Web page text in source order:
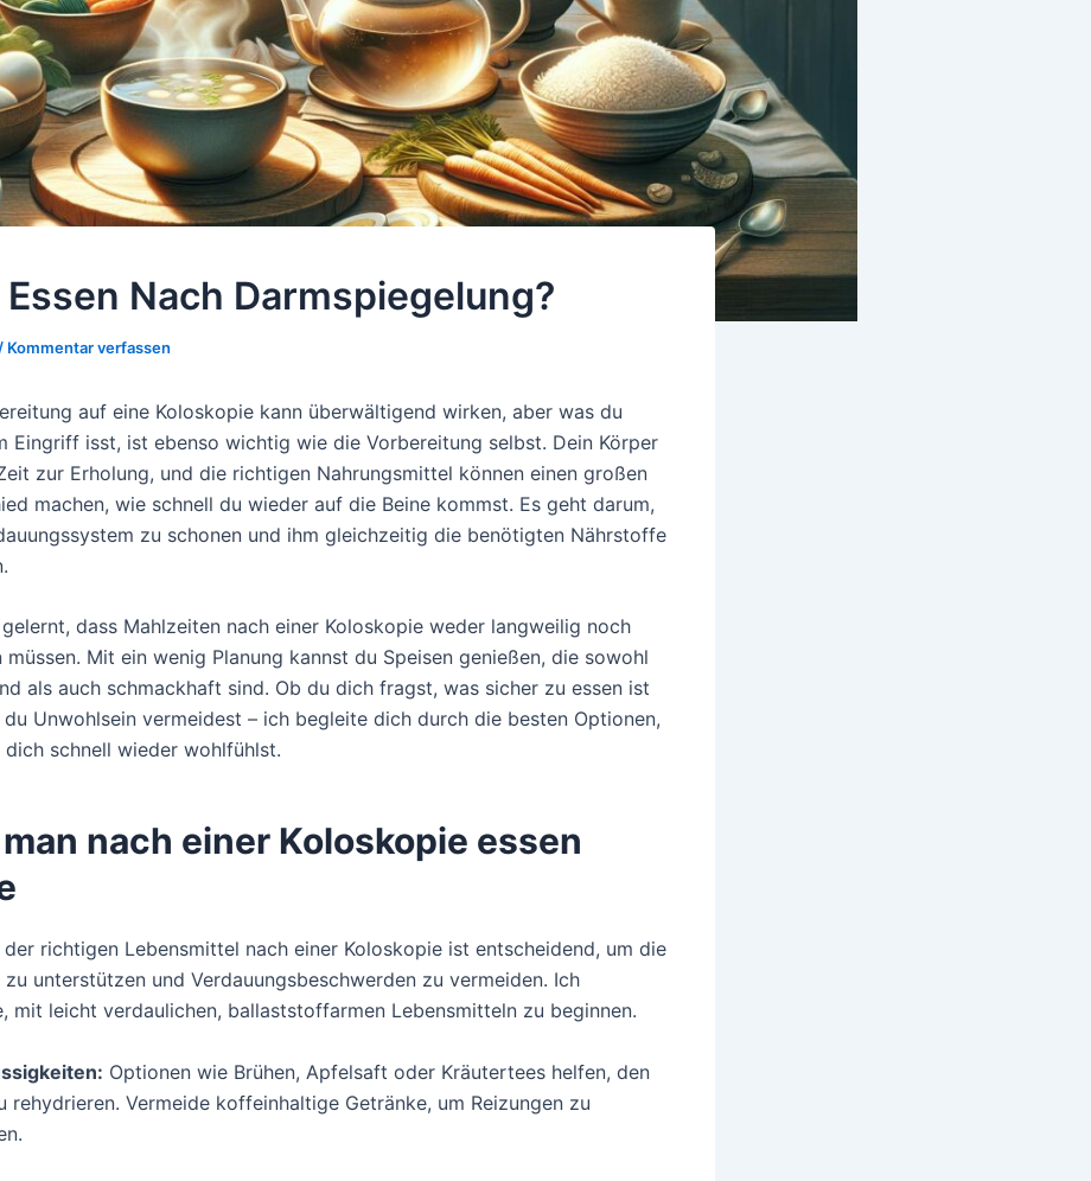
Essen Nach Darmspiegelung?
/ Kommentar verfassen
auf eine Koloskopie kann überwältigend wirken, aber was du
Eingriff isst, ist ebenso wichtig wie die Vorbereitung selbst. Dein Körper
zur Erholung, und die richtigen Nahrungsmittel können einen großen
machen, wie schnell du wieder auf die Beine kommst. Es geht darum,
zu schonen und ihm gleichzeitig die benötigten Nährstoffe
dass Mahlzeiten nach einer Koloskopie weder langweilig noch
müssen. Mit ein wenig Planung kannst du Speisen genießen, die sowohl
als auch schmackhaft sind. Ob du dich fragst, was sicher zu essen ist
Unwohlsein vermeidest – ich begleite dich durch die besten Optionen,
schnell wieder wohlfühlst.
nach einer Koloskopie essen
der richtigen Lebensmittel nach einer Koloskopie ist entscheidend, um die
zu unterstützen und Verdauungsbeschwerden zu vermeiden. Ich
mit leicht verdaulichen, ballaststoffarmen Lebensmitteln zu beginnen.
Optionen wie Brühen, Apfelsaft oder Kräutertees helfen, den
rehydrieren. Vermeide koffeinhaltige Getränke, um Reizungen zu